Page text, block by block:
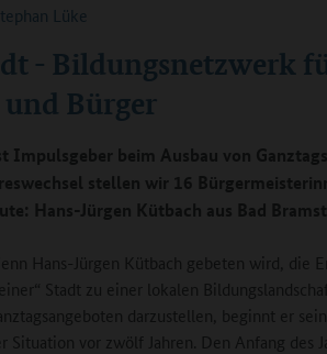
- Bildungsnetzwerk
Bürger
Lüke
Impulsgeber beim Ausbau von
stellen wir 16
Hans-Jürgen Kütbach aus Bad
Hans-Jürgen Kütbach gebeten wird, die
Stadt zu einer lokalen
darzustellen, beginnt er
Situation vor zwölf Jahren. Den Anfang des